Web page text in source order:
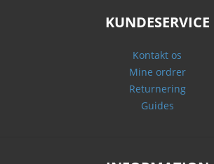
KUNDESERVICE
Kontakt os
Mine ordrer
Returnering
Guides